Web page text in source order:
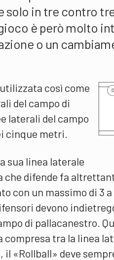
solo in tre contro
è però molto
o un
così come
del campo di
laterali del campo
cinque metri.
sua linea laterale
che difende fa
con un massimo di 3
devono
di pallacanestro.
tra la linea
«Rollball» deve